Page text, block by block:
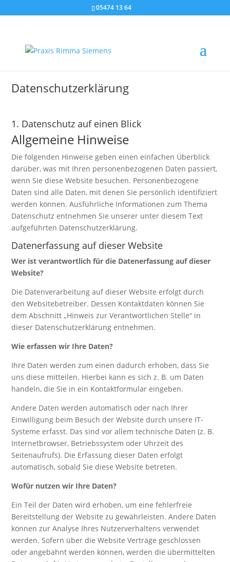
05474 13 64
Datenschutz­erklärung
1. Datenschutz auf einen Blick
Allgemeine Hinweise
Die folgenden Hinweise geben einen einfachen Überblick
darüber, was mit Ihren personenbezogenen Daten passiert,
wenn Sie diese Website besuchen. Personenbezogene
Daten sind alle Daten, mit denen Sie persönlich identifiziert
werden können. Ausführliche Informationen zum Thema
Datenschutz entnehmen Sie unserer unter diesem Text
aufgeführten Datenschutzerklärung.
Datenerfassung auf dieser Website
Wer ist verantwortlich für die Datenerfassung auf dieser
Website?
Die Datenverarbeitung auf dieser Website erfolgt durch
den Websitebetreiber. Dessen Kontaktdaten können Sie
dem Abschnitt „Hinweis zur Verantwortlichen Stelle“ in
dieser Datenschutzerklärung entnehmen.
Wie erfassen wir Ihre Daten?
Ihre Daten werden zum einen dadurch erhoben, dass Sie
uns diese mitteilen. Hierbei kann es sich z. B. um Daten
handeln, die Sie in ein Kontaktformular eingeben.
Andere Daten werden automatisch oder nach Ihrer
Einwilligung beim Besuch der Website durch unsere IT-
Systeme erfasst. Das sind vor allem technische Daten (z. B.
Internetbrowser, Betriebssystem oder Uhrzeit des
Seitenaufrufs). Die Erfassung dieser Daten erfolgt
automatisch, sobald Sie diese Website betreten.
Wofür nutzen wir Ihre Daten?
Ein Teil der Daten wird erhoben, um eine fehlerfreie
Bereitstellung der Website zu gewährleisten. Andere Daten
können zur Analyse Ihres Nutzerverhaltens verwendet
werden. Sofern über die Website Verträge geschlossen
oder angebahnt werden können, werden die übermittelten